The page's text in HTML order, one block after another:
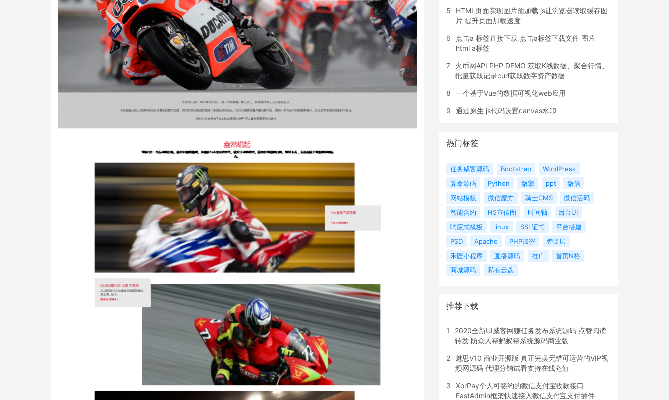
5
HTML页面实现图片预加载 js让浏览器读取缓存图
片 提升页面加载速度
6
点击a 标签直接下载 点击a标签下载文件 图片
html a标签
7
火币网API PHP DEMO 获取K线数据、聚合行情、
批量获取记录curl获取数字资产数据
8 一个基于Vue的数据可视化web应用
9 通过原生 js代码设置canvas水印
热门标签
任务威客源码 Bootstrap
WordPress
算命源码
Python 微擎 ppt
微信
网站模板
微信魔方 骑士CMS
微信活码
智能合约
H5宣传图 时间轴
后台UI
响应式模板
linux SSL证书
平台搭建
PSD
Apache PHP加密
弹出层
禾匠小程序
直播源码 推广
首页N格
商城源码
私有云盘
推荐下载
1
2020全新UI威客网赚任务发布系统源码 点赞阅读
转发 防众人帮蚂蚁帮系统源码商业版
2
魅思V10 商业开源版 真正完美无错可运营的VIP视
频网源码 代理分销试看支持在线充值
3
XorPay个人可签约的微信支付宝收款接口
FastAdmin框架快速接入微信支付宝支付插件